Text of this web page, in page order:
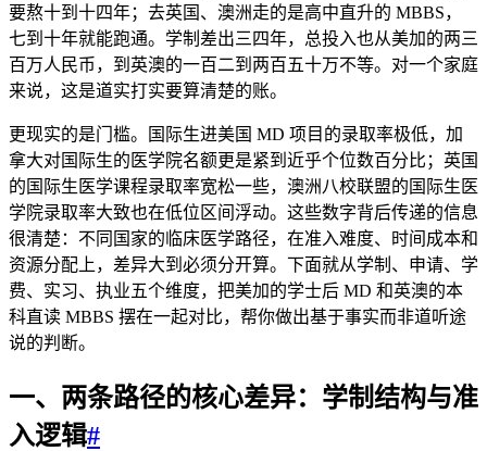
要熬十到十四年；去英国、澳洲走的是高中直升的 MBBS，
七到十年就能跑通。学制差出三四年，总投入也从美加的两三
百万人民币，到英澳的一百二到两百五十万不等。对一个家庭
来说，这是道实打实要算清楚的账。
更现实的是门槛。国际生进美国 MD 项目的录取率极低，加
拿大对国际生的医学院名额更是紧到近乎个位数百分比；英国
的国际生医学课程录取率宽松一些，澳洲八校联盟的国际生医
学院录取率大致也在低位区间浮动。这些数字背后传递的信息
很清楚：不同国家的临床医学路径，在准入难度、时间成本和
资源分配上，差异大到必须分开算。下面就从学制、申请、学
费、实习、执业五个维度，把美加的学士后 MD 和英澳的本
科直读 MBBS 摆在一起对比，帮你做出基于事实而非道听途
说的判断。
一、两条路径的核心差异：学制结构与准
入逻辑#